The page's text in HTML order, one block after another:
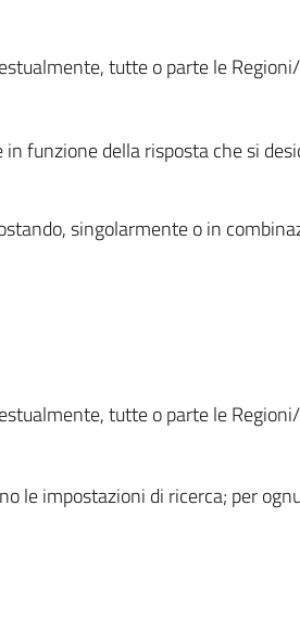
tutte o parte le
funzione della risposta che si
singolarmente o in
tutte o parte le
le impostazioni di ricerca; per